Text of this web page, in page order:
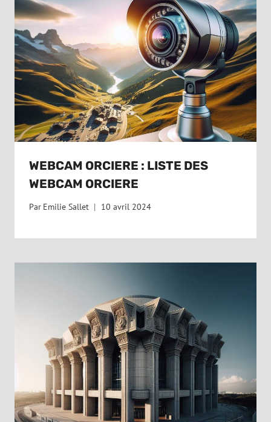
WEBCAM ORCIERE : LISTE DES
WEBCAM ORCIERE
Par Emilie Sallet 10 avril 2024